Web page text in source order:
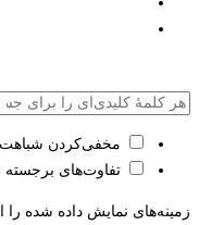
مخفی‌کردن
تفاوت‌های برجسته
زمینه‌های نمایش داده شده را